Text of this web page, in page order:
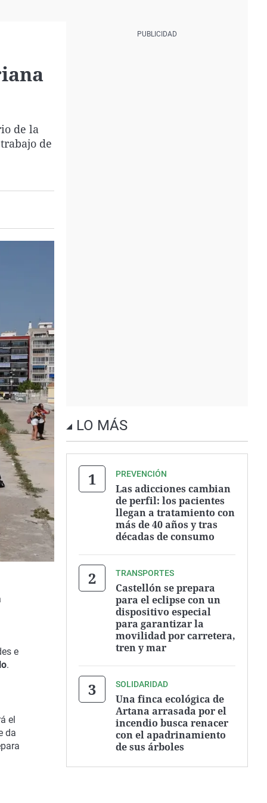
de la
de
e
.
el
da
LO MÁS
PREVENCIÓN
Las adicciones cambian
de perfil: los pacientes
llegan a tratamiento con
más de 40 años y tras
décadas de consumo
TRANSPORTES
Castellón se prepara
para el eclipse con un
dispositivo especial
para garantizar la
movilidad por carretera,
tren y mar
SOLIDARIDAD
Una finca ecológica de
Artana arrasada por el
incendio busca renacer
con el apadrinamiento
de sus árboles